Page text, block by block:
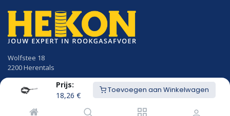
Prijs:
18,26 €
Toevoegen aan Winkelwagen
Wolfstee 18
2200 Herentals
014/23.50.41
info@hekon.be
BTW BE 0456.631.656